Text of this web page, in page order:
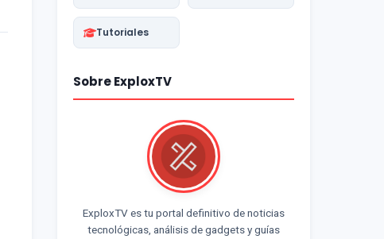
Tutoriales
Sobre ExploxTV
ExploxTV es tu portal definitivo de noticias
tecnológicas, análisis de gadgets y guías